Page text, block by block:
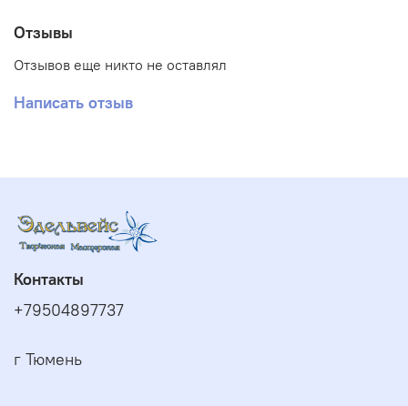
Отзывы
Отзывов еще никто не оставлял
Написать отзыв
Контакты
+79504897737
г Тюмень